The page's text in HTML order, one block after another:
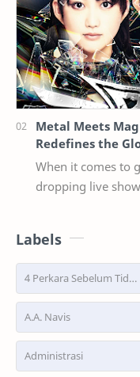
Metal Meets
Redefines the
When it comes to
dropping live shows,
Labels
4 Perkara Sebelum Tidur
A.A. Navis
Administrasi